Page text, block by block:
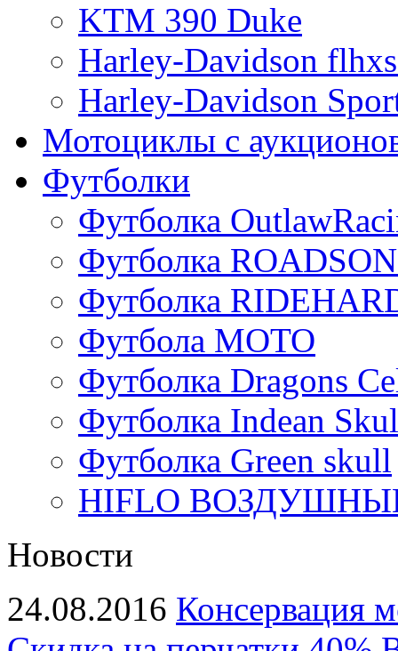
KTM 390 Duke
Harley-Davidson
Harley-Davidson
Мотоциклы с
Футболки
Футболка
Футболка
Футболка
Футбола МОТО
Футболка Dragons
Футболка Indean
Футболка Green skull
HIFLO
Новости
24.08.2016 Консервация